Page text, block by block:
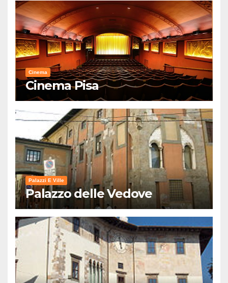
Cinema
Cinema Pisa
Palazzi E Ville
Palazzo delle Vedove